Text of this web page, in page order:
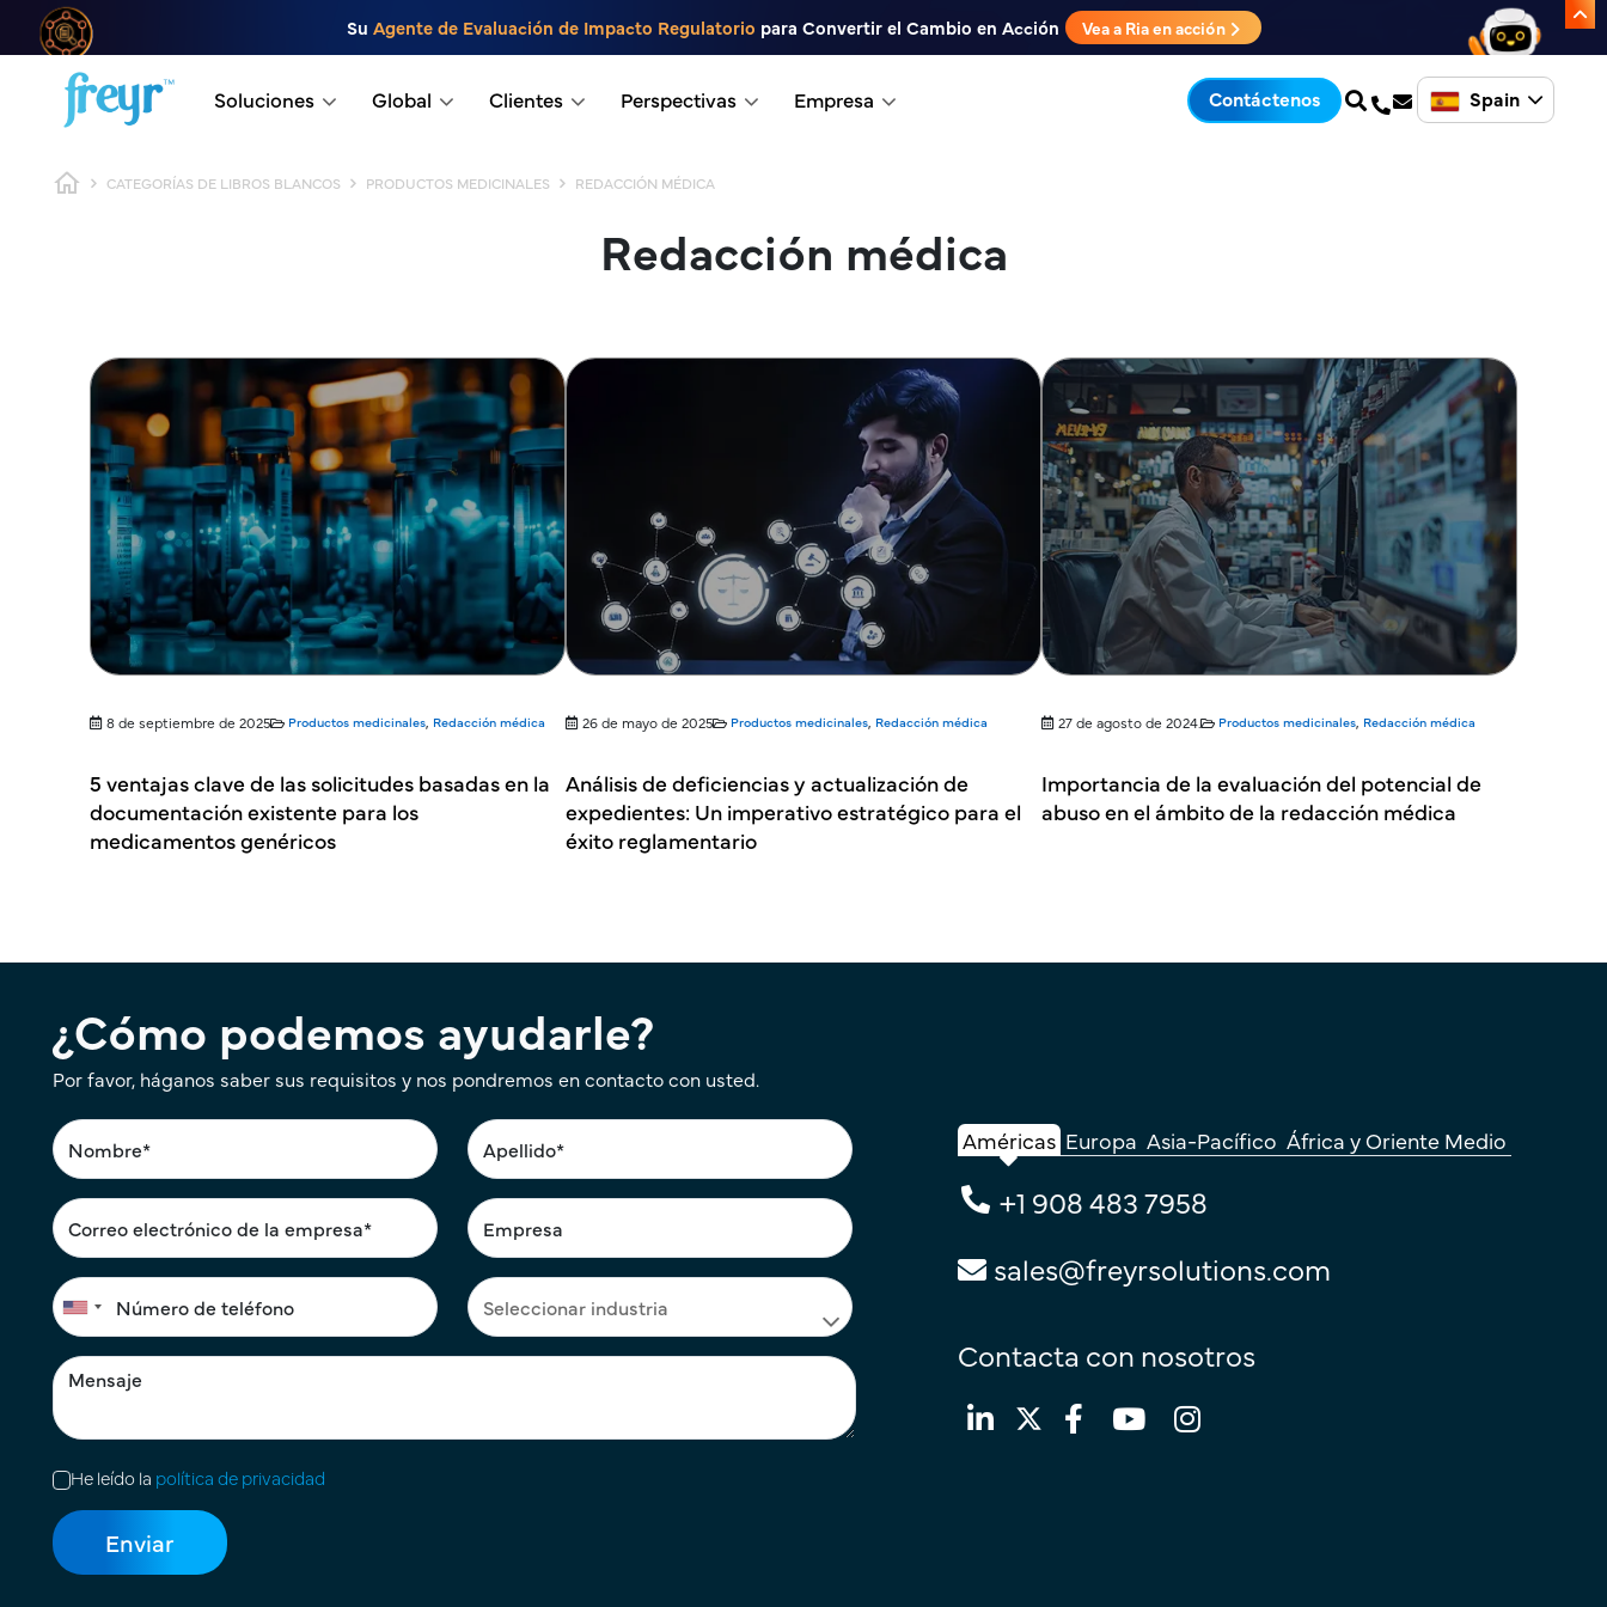
Saltar al contenido principal
Su Agente de Evaluación de Impacto Regulatorio para Convertir el Cambio en Acción Vea a Ria en acción
Soluciones Global Clientes Perspectivas Empresa Contáctenos Spain
Ruta de navegación
CATEGORÍAS DE LIBROS BLANCOS PRODUCTOS MEDICINALES REDACCIÓN MÉDICA
Redacción médica
8 de septiembre de 2025 Productos medicinales, Redacción médica
5 ventajas clave de las solicitudes basadas en la
documentación existente para los
medicamentos genéricos
26 de mayo de 2025 Productos medicinales, Redacción médica
Análisis de deficiencias y actualización de
expedientes: Un imperativo estratégico para el
éxito reglamentario
27 de agosto de 2024. Productos medicinales, Redacción médica
Importancia de la evaluación del potencial de
abuso en el ámbito de la redacción médica
¿Cómo podemos ayudarle?
Por favor, háganos saber sus requisitos y nos pondremos en contacto con usted.
He leído la política de privacidad
Américas Europa Asia-Pacífico África y Oriente Medio
+1 908 483 7958
sales@freyrsolutions.com
Contacta con nosotros